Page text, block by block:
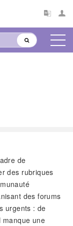
de
des rubriques
des forums
urgents : de
manque une